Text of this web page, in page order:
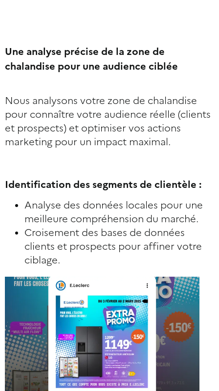
Une analyse précise de la zone de
chalandise pour une audience ciblée
Nous analysons votre zone de chalandise
pour connaître votre audience réelle (clients
et prospects) et optimiser vos actions
marketing pour un impact maximal.
Identification des segments de clientèle :
Analyse des données locales pour une
meilleure compréhension du marché.
Croisement des bases de données
clients et prospects pour affiner votre
ciblage.